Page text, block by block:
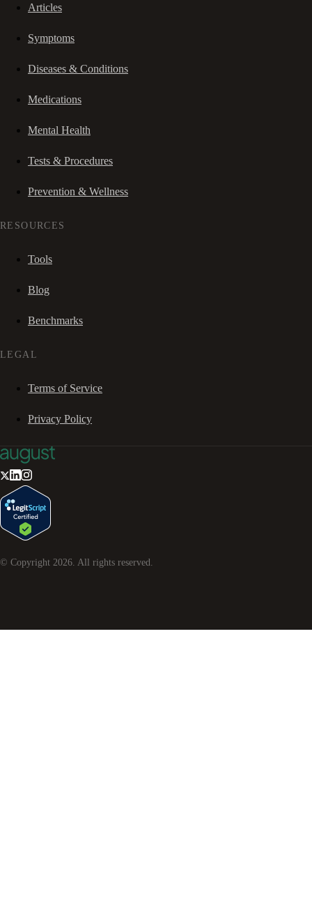
Articles
Symptoms
Diseases & Conditions
Medications
Mental Health
Tests & Procedures
Prevention & Wellness
RESOURCES
Tools
Blog
Benchmarks
LEGAL
Terms of Service
Privacy Policy
© Copyright 2026 . All rights reserved.